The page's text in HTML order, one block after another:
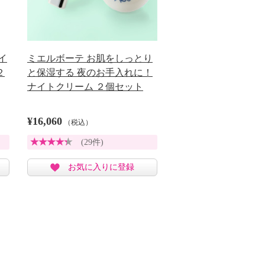
ミエルボーテ お肌をしっとり
と保湿する 夜のお手入れに！
ナイトクリーム ２個セット
¥16,060 （税込）
(29件)
お気に入りに登録